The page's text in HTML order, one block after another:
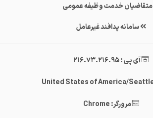
متقاضیان خدمت وظیفه عمومی
سامانه پدافند غیرعامل
آی پی : 216.73.216.95
مرورگر: Chrome